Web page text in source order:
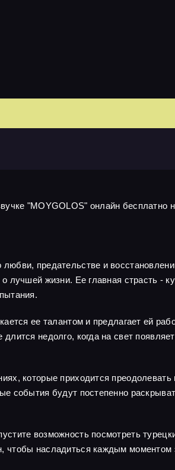
"MOYGOLOS" онлайн бесплатно
предательстве и
жизни. Ее главная страсть -
ее талантом и предлагает ей
недолго, когда на свет
которые приходится преодолевать
события будут постепенно
возможность посмотреть
чтобы насладиться каждым моментом